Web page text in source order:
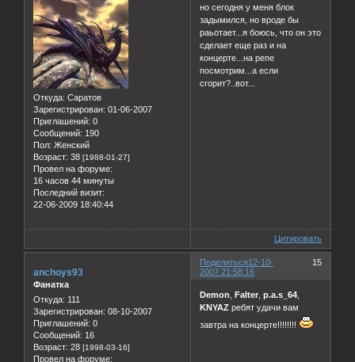
Откуда: Саратов
Зарегистрирован: 01-06-2007
Приглашений: 0
Сообщений: 190
Пол: Женский
Возраст: 38 [1988-01-27]
Провел на форуме:
16 часов 44 минуты
Последний визит:
22-06-2009 18:40:44
но сегодня у меня блок
задымился, но вроде бы
раьотает...я боюсь, что он это
сделает еще раз и на
концерте...на репе
посмотрим...а если
сгорит?..вот...
Цитировать
Поделиться 15
12-10-
2007 21:58:16
anchoys93
Фанатка
Откуда: 111
Зарегистрирован: 08-10-2007
Приглашений: 0
Сообщений: 16
Возраст: 28 [1998-03-16]
Провел на форуме:
Demon Falter ,p.a.s_64
KNYAZ ребят удачи вам
завтра на концерте!!!!!!!!